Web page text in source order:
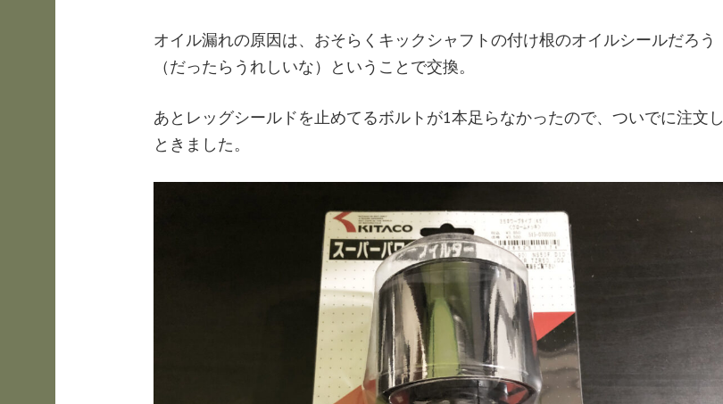
オイル漏れの原因は、おそらくキックシャフトの付け根のオイルシールだろう
（だったらうれしいな）ということで交換。
あとレッグシールドを止めてるボルトが1本足らなかったので、ついでに注文し
ときました。